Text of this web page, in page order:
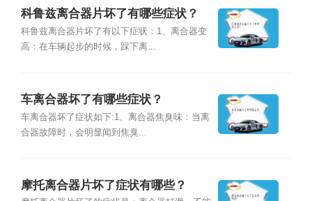
科鲁兹离合器片坏了有哪些症状？
科鲁兹离合器片坏了有以下症状：1、离合器变
高：在车辆起步的时候，踩下离...
车离合器坏了有哪些症状？
车离合器坏了症状如下:1、离合器焦臭味：当离
合器故障时，会明显闻到焦臭...
摩托离合器片坏了症状有哪些？